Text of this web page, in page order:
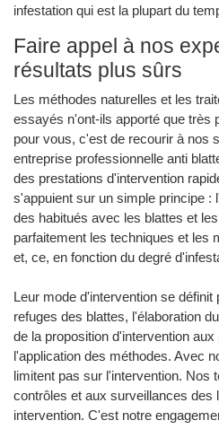
infestation qui est la plupart du
Faire appel à nos
résultats plus sûrs
Les méthodes naturelles et les
essayés n'ont-ils apporté que très
pour vous, c'est de recourir à nos
entreprise professionnelle anti
des prestations d'intervention
s'appuient sur un simple principe :
des habitués avec les blattes et
parfaitement les techniques et les
et, ce, en fonction du degré
Leur mode d'intervention se
refuges des blattes, l'élaboration
de la proposition d'intervention
l'application des méthodes. Avec
limitent pas sur l'intervention. Nos
contrôles et aux surveillances des
intervention. C'est notre